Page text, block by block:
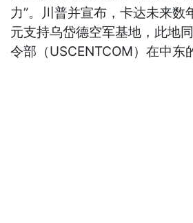
力”。川普并宣布，卡达未来数
元支持乌岱德空军基地，此地
令部（USCENTCOM）在中东